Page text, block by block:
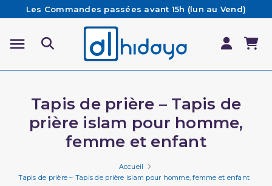
Les Commandes passées avant 15h (lun au Vend)
sont préparées et expédiées le jour même
Besoin d'aide ? Retrouvez notre FAQ
Livraison offerte à partir de 65€ d'achat*
Tapis de prière – Tapis de
prière islam pour homme,
femme et enfant
Accueil
Tapis de prière – Tapis de prière islam pour homme, femme et enfant